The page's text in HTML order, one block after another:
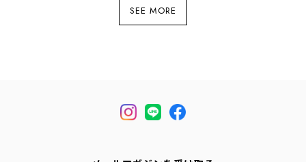
SEE MORE